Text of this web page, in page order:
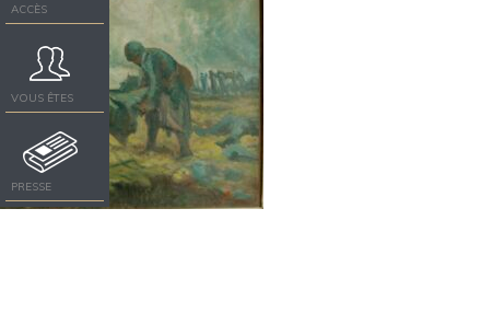
ACCÈS
VOUS ÊTES
PRESSE